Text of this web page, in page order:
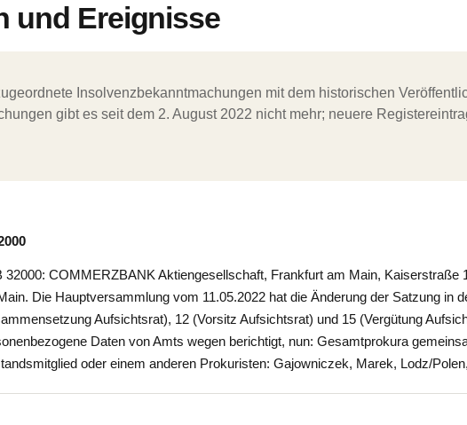
und Ereignisse
Insolvenzbekanntmachungen mit dem historischen
gibt es seit dem 2. August 2022 nicht mehr; neuere
32000: COMMERZBANK Aktiengesellschaft, Frankfurt am Main, Kaiserstraße
Die Hauptversammlung vom 11.05.2022 hat die Änderung der Satzung in
Aufsichtsrat), 12 (Vorsitz Aufsichtsrat) und 15 (Vergütung
Daten von Amts wegen berichtigt, nun: Gesamtprokura
oder einem anderen Prokuristen: Gajowniczek, Marek, Lodz/